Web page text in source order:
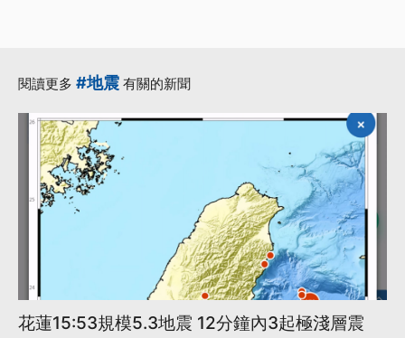
閱讀更多 #地震 有關的新聞
花蓮15:53規模5.3地震 12分鐘內3起極淺層震